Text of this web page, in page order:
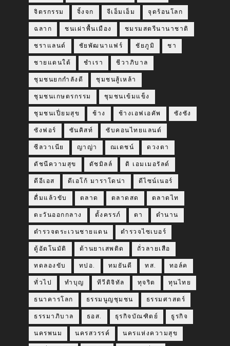
จิตรกรรม จิ้งจก จีเอ็มเอ็ม จุดร้อนโลก
ฉลาก ชนเผ่าพื้นเมือง ชมรมสตรีนานาชาติ
ชราแลนด์ ชัยพัฒนาแฟร์ ชัยภูมิ ชา
ชายแดนใต้ ชำเรา ชีวาภิบาล
ชุมชนยกกำลังดี ชุมชนสู้เหล้า
ชุมชนเกษตรกรรม ชุมชนเข้มแข็ง
ชุมชนเปี่ยมสุข ช้าง ช้างเอฟเอคัพ ซังซัง
ซังฟอร์ ซันคิสท์ ซับคอนไทยแลนด์
ซีลวาเนีย ญาญ่า ณเดชน์ ดวงตา
ดัชนีความสุข ดัชมิลล์ ดิ เอมเมอรัลด์
ดีอีเอส ดีเอโก้ มาราโดน่า ดีไซน์เนอร์
ดื่มแล้วขับ ตลาด ตลาดสด ตลาดไท
ตะวันออกกลาง ตั้งครรภ์ ตา ตำนาน
ตำรวจตระเวนชายแดน ตำรวจไซเบอร์
ตู้อัตโนมัติ ต้านยาเสพติด ถั่วลายเสือ
ทดลองขับ ทปอ. ทมยันตี ทส. ทอล์ค
ทั่วไป ทำบุญ ทีวีดิจิทัล ทุจริต ทุนไทย
ธนาคารโลก ธรรมนูญชุมชน ธรรมศาสตร์
ธรรมาภิบาล ธอส. ธุรกิจบัณฑิตย์ ธูรกิจ
นครพนม นครสวรรค์ นครแห่งความสุข